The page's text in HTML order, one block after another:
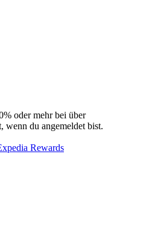
oder mehr bei über
wenn du angemeldet bist.
Rewards